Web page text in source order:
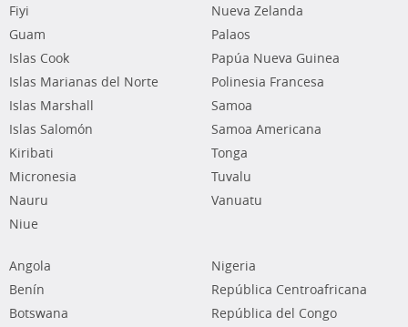
Fiyi
Guam
Islas Cook
Islas Marianas del Norte
Islas Marshall
Islas Salomón
Kiribati
Micronesia
Nauru
Niue
Nueva Zelanda
Palaos
Papúa Nueva Guinea
Polinesia Francesa
Samoa
Samoa Americana
Tonga
Tuvalu
Vanuatu
Angola
Benín
Botswana
Nigeria
República Centroafricana
República del Congo